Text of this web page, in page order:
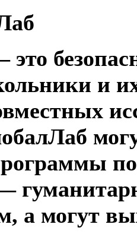
это
и
а могут